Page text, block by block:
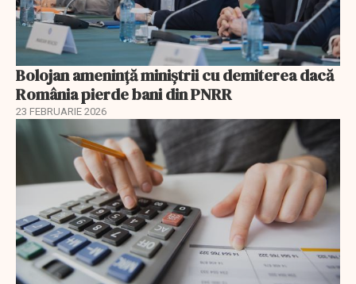
Bolojan amenință miniștrii cu demiterea dacă
România pierde bani din PNRR
23 FEBRUARIE 2026